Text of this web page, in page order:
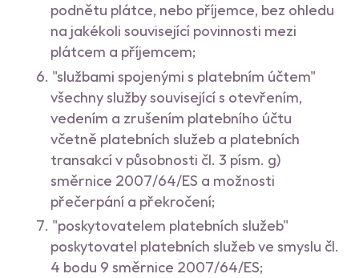
podnětu plátce, nebo příjemce, bez ohledu
na jakékoli související povinnosti mezi
plátcem a příjemcem;
"službami spojenými s platebním účtem"
všechny služby související s otevřením,
vedením a zrušením platebního účtu
včetně platebních služeb a platebních
transakcí v působnosti čl. 3 písm. g)
směrnice 2007/64/ES a možnosti
přečerpání a překročení;
"poskytovatelem platebních služeb"
poskytovatel platebních služeb ve smyslu čl.
4 bodu 9 směrnice 2007/64/ES;